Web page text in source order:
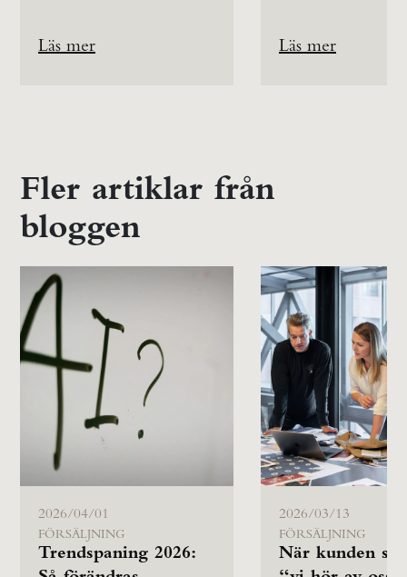
Läs mer Läs mer
Fler artiklar från
bloggen
2026/04/01
FÖRSÄLJNING
Trendspaning 2026:
2026/03/13
FÖRSÄLJNING
När kunden